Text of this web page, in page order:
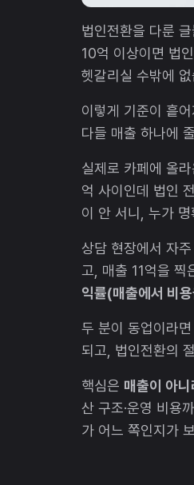
법인전환을 다룬
10억 이상이면 법
헷갈리실 수밖에
이렇게 기준이 흩
다들 매출 하나에
실제로 카페에 올
억 사이인데 법인
이 안 서니, 누가
상담 현장에서 자
고, 매출 11억을 찍
익률(매출에서 비
두 분이 동업이라
되고, 법인전환의
핵심은 매출이 아
산 구조·운영 비용
가 어느 쪽인지가